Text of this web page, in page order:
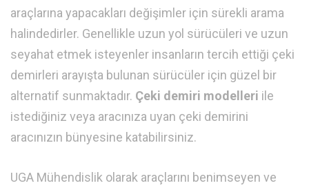
araçlarına yapacakları değişimler için sürekli arama
halindedirler. Genellikle uzun yol sürücüleri ve uzun
seyahat etmek isteyenler insanların tercih ettiği çeki
demirleri arayışta bulunan sürücüler için güzel bir
alternatif sunmaktadır. Çeki demiri modelleri ile
istediğiniz veya aracınıza uyan çeki demirini
aracınızın bünyesine katabilirsiniz.
UGA Mühendislik olarak araçlarını benimseyen ve